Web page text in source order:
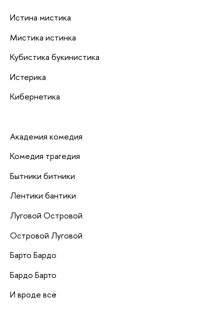
Истина мистика
Мистика истинка
Кубистика букинистика
Истерика
Кибернетика
Академия комедия
Комедия трагедия
Бытники битники
Лентики бантики
Луговой Островой
Островой Луговой
Барто Бардо
Бардо Барто
И вроде всё